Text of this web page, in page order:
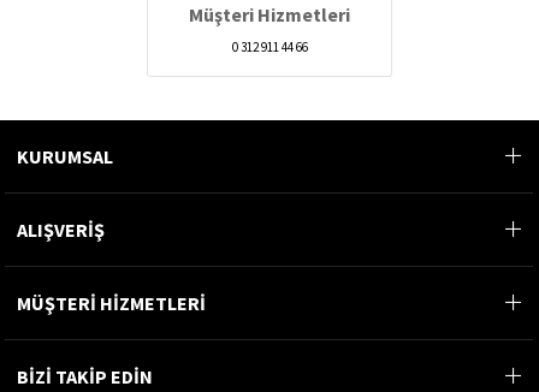
Müşteri Hizmetleri
0 312 911 44 66
KURUMSAL
ALIŞVERİŞ
MÜŞTERİ HİZMETLERİ
BİZİ TAKİP EDİN